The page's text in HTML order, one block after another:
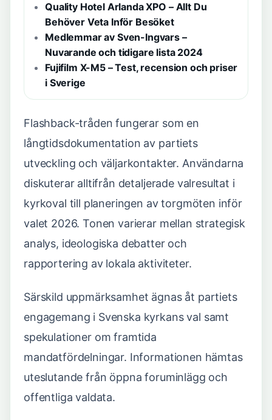
Quality Hotel Arlanda XPO – Allt Du
Behöver Veta Inför Besöket
Medlemmar av Sven-Ingvars –
Nuvarande och tidigare lista 2024
Fujifilm X-M5 – Test, recension och priser
i Sverige
Flashback-tråden fungerar som en
långtidsdokumentation av partiets
utveckling och väljarkontakter. Användarna
diskuterar alltifrån detaljerade valresultat i
kyrkoval till planeringen av torgmöten inför
valet 2026. Tonen varierar mellan strategisk
analys, ideologiska debatter och
rapportering av lokala aktiviteter.
Särskild uppmärksamhet ägnas åt partiets
engagemang i Svenska kyrkans val samt
spekulationer om framtida
mandatfördelningar. Informationen hämtas
uteslutande från öppna foruminlägg och
offentliga valdata.